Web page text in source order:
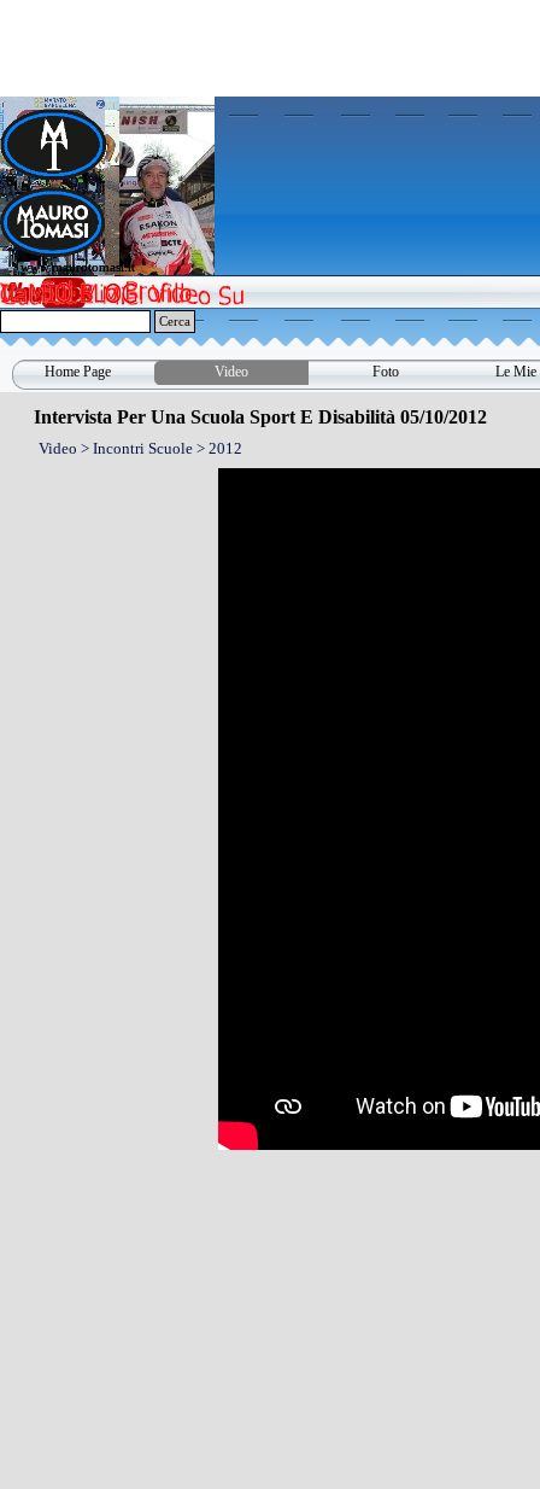
www.maurotomasi.it
www.maurotomasi.it
Cerca
Home Page Video ▼
Foto Le Mie
Intervista Per Una Scuola Sport E Disabilità 05/10/2012
Video > Incontri Scuole > 2012